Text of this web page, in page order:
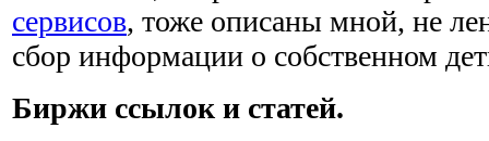
сервисов, тоже описаны мной, не
сбор информации о собственном
Биржи ссылок и статей.